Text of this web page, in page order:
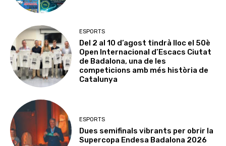
ESPORTS
Del 2 al 10 d’agost tindrà lloc el 50è
Open Internacional d’Escacs Ciutat
de Badalona, una de les
competicions amb més història de
Catalunya
ESPORTS
Dues semifinals vibrants per obrir la
Supercopa Endesa Badalona 2026